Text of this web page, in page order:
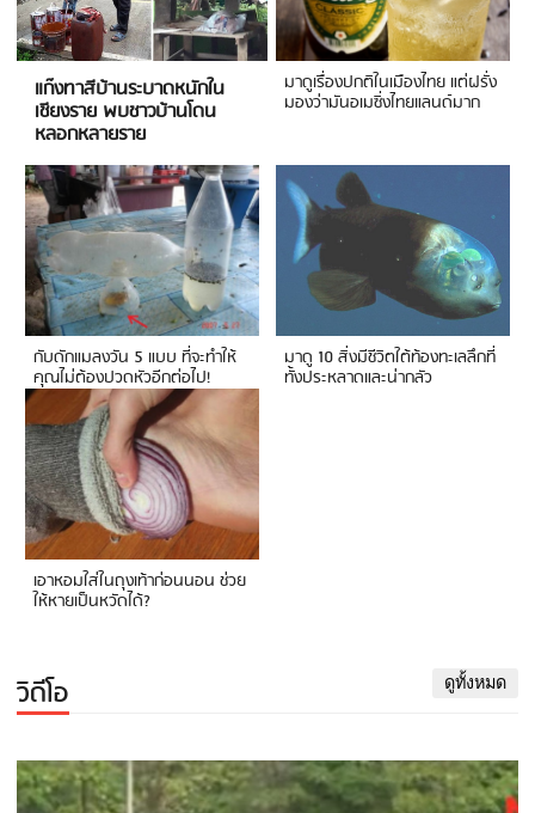
แก๊งทาสีบ้านระบาดหนักใน
เชียงราย พบชาวบ้านโดน
หลอกหลายราย
มาดูเรื่องปกติในเมืองไทย แต่ฝรั่ง
มองว่ามันอเมซิ่งไทยแลนด์มาก
กับดักแมลงวัน 5 แบบ ที่จะทำให้
คุณไม่ต้องปวดหัวอีกต่อไป!
มาดู 10 สิ่งมีชีวิตใต้ท้องทะเลลึกที่
ทั้งประหลาดและน่ากลัว
เอาหอมใส่ในถุงเท้าก่อนนอน ช่วย
ให้หายเป็นหวัดได้?
วิดีโอ ดูทั้งหมด